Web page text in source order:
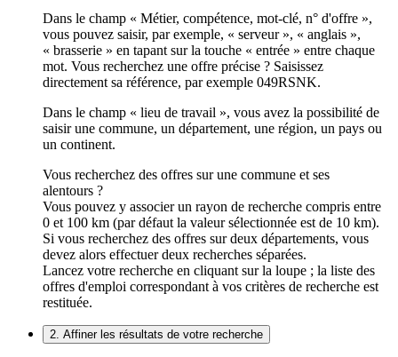
Dans le champ « Métier, compétence, mot-clé, n° d'offre »,
vous pouvez saisir, par exemple, « serveur », « anglais »,
« brasserie » en tapant sur la touche « entrée » entre chaque
mot. Vous recherchez une offre précise ? Saisissez
directement sa référence, par exemple 049RSNK.
Dans le champ « lieu de travail », vous avez la possibilité de
saisir une commune, un département, une région, un pays ou
un continent.
Vous recherchez des offres sur une commune et ses
alentours ?
Vous pouvez y associer un rayon de recherche compris entre
0 et 100 km (par défaut la valeur sélectionnée est de 10 km).
Si vous recherchez des offres sur deux départements, vous
devez alors effectuer deux recherches séparées.
Lancez votre recherche en cliquant sur la loupe ; la liste des
offres d'emploi correspondant à vos critères de recherche est
restituée.
2. Affiner les résultats de votre recherche